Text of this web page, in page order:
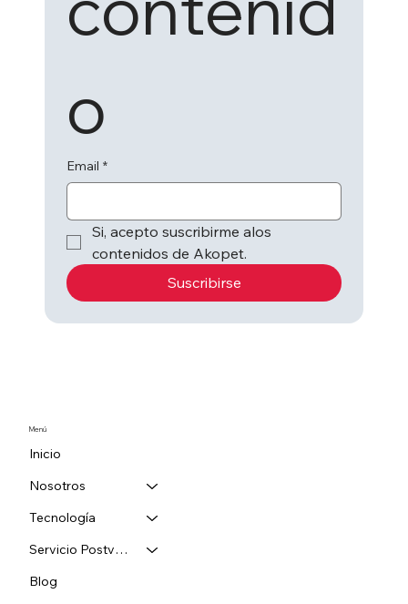
o
Email *
Si, acepto suscribirme alos
contenidos de Akopet.
Suscribirse
Inicio
Nosotros
Tecnología
Servicio Postventa
Blog
Menú